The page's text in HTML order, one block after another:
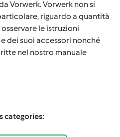
Vorwerk. Vorwerk non si
riguardo a quantità
le istruzioni
dei suoi accessori nonché
nel nostro manuale
categories: